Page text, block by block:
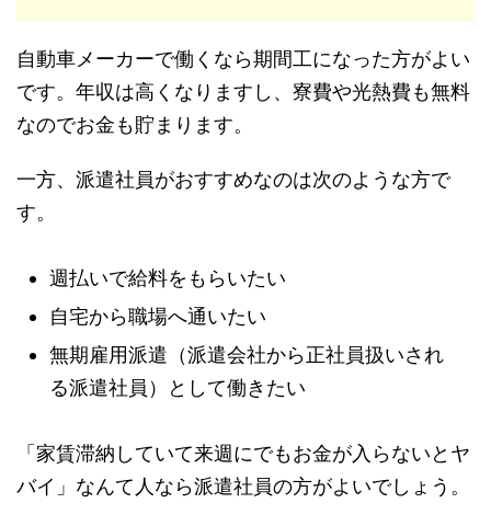
自動車メーカーで働くなら期間工になった方がよい
です。年収は高くなりますし、寮費や光熱費も無料
なのでお金も貯まります。
一方、派遣社員がおすすめなのは次のような方で
す。
週払いで給料をもらいたい
自宅から職場へ通いたい
無期雇用派遣（派遣会社から正社員扱いされ
る派遣社員）として働きたい
「家賃滞納していて来週にでもお金が入らないとヤ
バイ」なんて人なら派遣社員の方がよいでしょう。